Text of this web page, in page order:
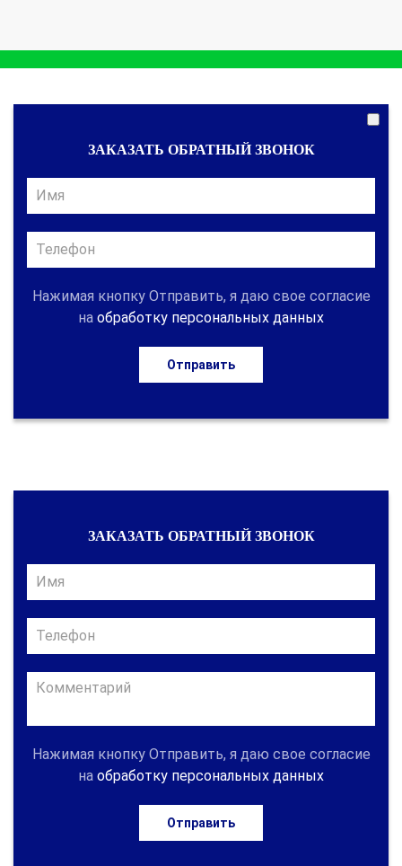
ЗАКАЗАТЬ ОБРАТНЫЙ ЗВОНОК
Нажимая кнопку Отправить, я даю свое согласие
на обработку персональных данных
Отправить
ЗАКАЗАТЬ ОБРАТНЫЙ ЗВОНОК
Нажимая кнопку Отправить, я даю свое согласие
на обработку персональных данных
Отправить